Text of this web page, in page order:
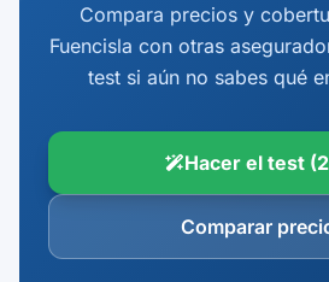
Compara precios y
Fuencisla con otras
test si aún no sabes qué
Hacer el test
Comparar